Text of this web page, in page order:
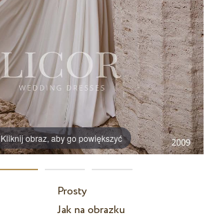
Kliknij obraz, aby go powiększyć
Prosty
Jak na obrazku